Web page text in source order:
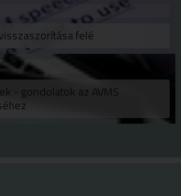
felé
- gondolatok az AVMS